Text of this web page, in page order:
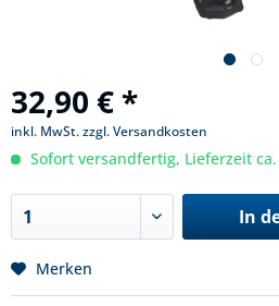
32,90 € *
inkl. MwSt.zzgl. Versandkosten
Sofort versandfertig, Lieferzeit
In
Merken